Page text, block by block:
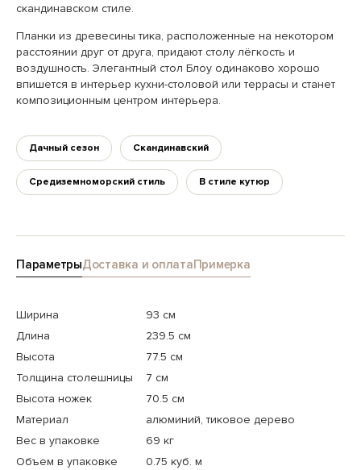
скандинавском стиле.
Планки из древесины тика, расположенные на некотором
расстоянии друг от друга, придают столу лёгкость и
воздушность. Элегантный стол Блоу одинаково хорошо
впишется в интерьер кухни-столовой или террасы и станет
композиционным центром интерьера.
Дачный сезон Скандинавский
Средиземноморский стиль В стиле кутюр
ПараметрыДоставка и оплатаПримерка
Ширина
93 см
Длина
239.5 см
Высота
77.5 см
Толщина столешницы
7 см
Высота ножек
70.5 см
Материал
алюминий, тиковое дерево
Вес в упаковке
69 кг
Объем в упаковке
0.75 куб. м